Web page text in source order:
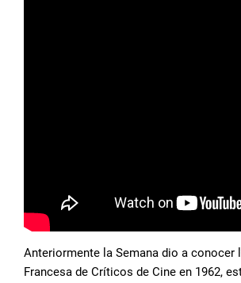
Anteriormente la Semana dio a
Francesa de Críticos de Cine en 1962,